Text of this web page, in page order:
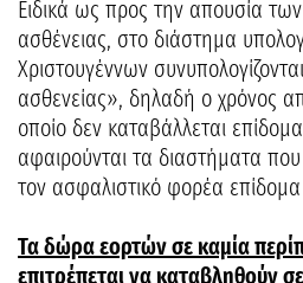
Ειδικά ως προς την απουσία
ασθένειας, στο διάστημα
Χριστουγέννων
ασθενείας», δηλαδή ο χρόνος
οποίο δεν καταβάλλεται
αφαιρούνται τα διαστήματα
τον ασφαλιστικό φορέα
Τα δώρα εορτών σε καμία
επιτρέπεται να καταβληθούν